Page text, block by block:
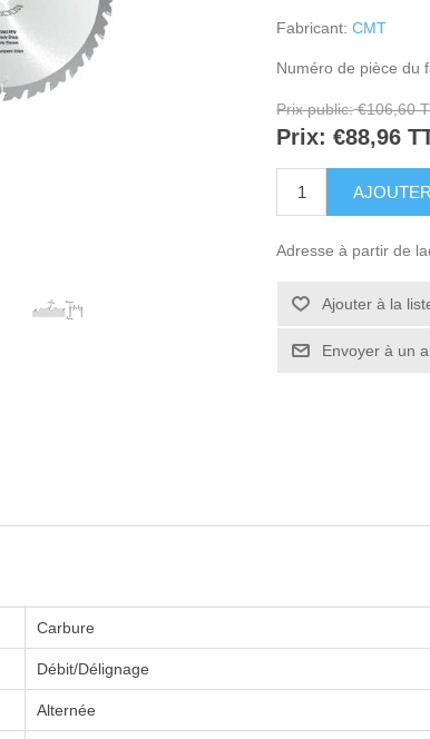
Fabricant: CMT
Numéro de pièce du
Prix public: €106,60
Prix: €88,96
Adresse à partir de
Carbure
Débit/Délignage
Alternée